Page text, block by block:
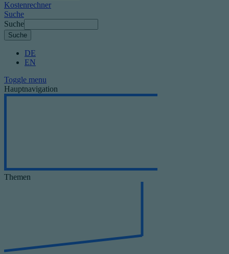
Kostenrechner
Suche
Suche
DE
EN
Toggle menu
Hauptnavigation
Themen